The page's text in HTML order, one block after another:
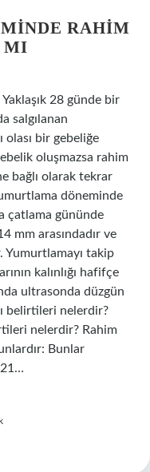
RAHIM
MI
Yaklaşık 28 günde bir
salgılanan
olası bir gebeliğe
oluşmazsa rahim
bağlı olarak tekrar
döneminde
çatlama gününde
mm arasındadır ve
Yumurtlamayı takip
kalınlığı hafifçe
ultrasonda düzgün
belirtileri nelerdir?
nelerdir? Rahim
Bunlar
21…